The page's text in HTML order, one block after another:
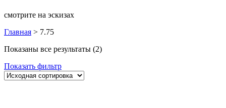
смотрите на эскизах
Главная > 7.75
Показаны все результаты (2)
Показать фильтр